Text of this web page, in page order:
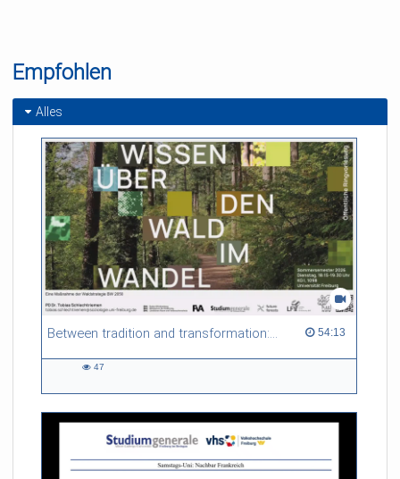
Empfohlen
Alles
Between tradition and transformation: how owners, advisers and institutions co-create knowledge for resilient forests in Europe 54:13
54:13 duration
47